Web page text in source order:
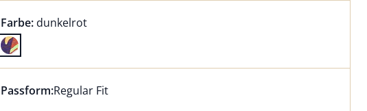
Farbauswahl:
Farbe: aktuell ausgewählt:
dunkelrot
Farbe dunkelrot ausgewählt
Dieser Artikel hat die Passform Regular Fit. für Informationen zu
Passform:Regular Fit